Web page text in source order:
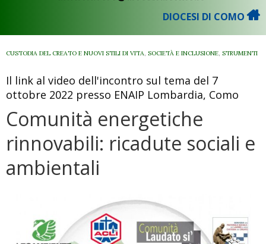
DIOCESI DI COMO
CUSTODIA DEL CREATO E NUOVI STILI DI VITA, SOCIETÀ E INCLUSIONE, STRUMENTI
Il link al video dell'incontro sul tema del 7
ottobre 2022 presso ENAIP Lombardia, Como
Comunità energetiche
rinnovabili: ricadute sociali e
ambientali